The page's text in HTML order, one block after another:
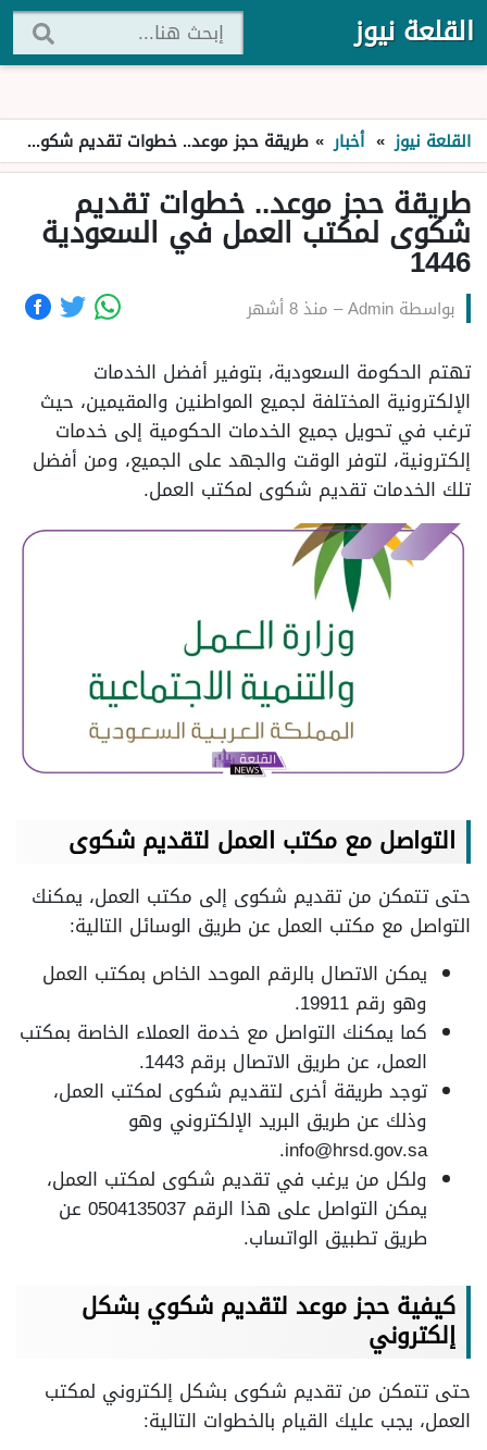
القلعة نيوز
القلعة نيوز » أخبار » طريقة حجز موعد.. خطوات تقديم شكوى لمكتب العمل في السعودية 1446
طريقة حجز موعد.. خطوات تقديم
شكوى لمكتب العمل في السعودية
1446
بواسطة Admin
– منذ 8 أشهر
تهتم الحكومة السعودية، بتوفير أفضل الخدمات
الإلكترونية المختلفة لجميع المواطنين والمقيمين، حيث
ترغب في تحويل جميع الخدمات الحكومية إلى خدمات
إلكترونية، لتوفر الوقت والجهد على الجميع، ومن أفضل
تلك الخدمات تقديم شكوى لمكتب العمل.
التواصل مع مكتب العمل لتقديم شكوى
حتى تتمكن من تقديم شكوى إلى مكتب العمل، يمكنك
التواصل مع مكتب العمل عن طريق الوسائل التالية:
يمكن الاتصال بالرقم الموحد الخاص بمكتب العمل
وهو رقم 19911.
كما يمكنك التواصل مع خدمة العملاء الخاصة بمكتب
العمل، عن طريق الاتصال برقم 1443.
توجد طريقة أخرى لتقديم شكوى لمكتب العمل،
وذلك عن طريق البريد الإلكتروني وهو
info@hrsd.gov.sa
.
ولكل من يرغب في تقديم شكوى لمكتب العمل،
يمكن التواصل على هذا الرقم 0504135037 عن
طريق تطبيق الواتساب.
كيفية حجز موعد لتقديم شكوي بشكل
إلكتروني
حتى تتمكن من تقديم شكوى بشكل إلكتروني لمكتب
العمل، يجب عليك القيام بالخطوات التالية: